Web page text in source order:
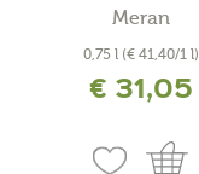
Meran
0,75 l (€ 41,40/1 l)
€ 31,05